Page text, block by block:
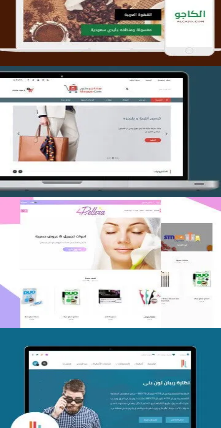
التفاصيل
تصميم متجر متاجركم
اعادة تصميم متجر فوربليزا
التفاصيل
تصميم متجر اي كير
التفاصيل